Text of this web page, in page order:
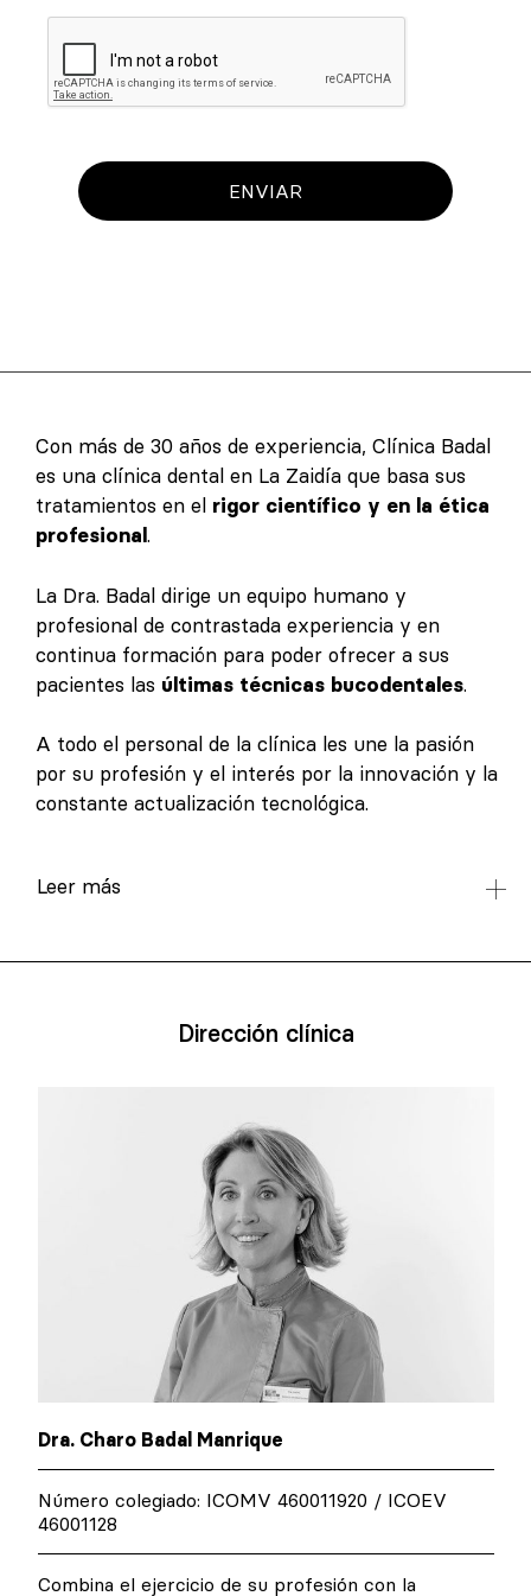
ENVIAR
Con más de 30 años de experiencia, Clínica Badal
es una clínica dental en La Zaidía que basa sus
tratamientos en el rigor científico y en la ética
profesional.
La Dra. Badal dirige un equipo humano y
profesional de contrastada experiencia y en
continua formación para poder ofrecer a sus
pacientes las últimas técnicas bucodentales.
A todo el personal de la clínica les une la pasión
por su profesión y el interés por la innovación y la
constante actualización tecnológica.
Leer más
Dirección clínica
Dra. Charo Badal Manrique
Número colegiado: ICOMV 460011920 / ICOEV
46001128
Combina el ejercicio de su profesión con la